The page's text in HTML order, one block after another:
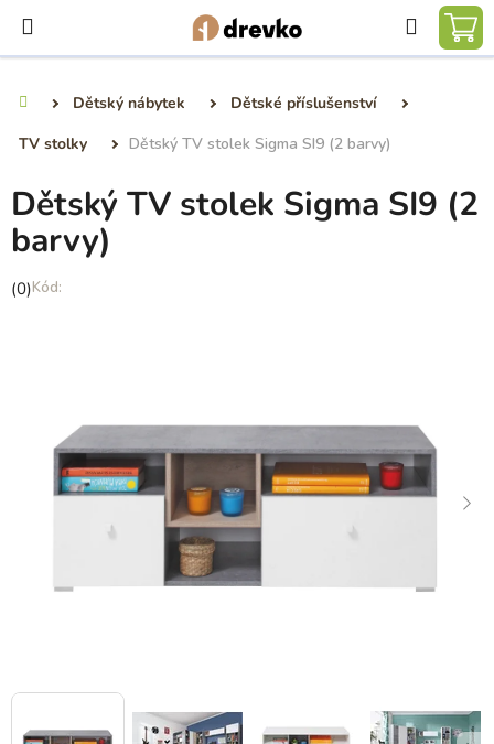
obsah
Hledat
Dětský nábytek
Dětské příslušenství
TV stolky
Dětský TV stolek Sigma SI9 (2 barvy)
Dětský TV stolek Sigma SI9 (2
barvy)
Průměrné
hvězdiček.
(0)